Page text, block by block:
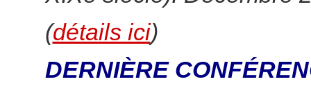
(détails ici)
DERNIÈRE